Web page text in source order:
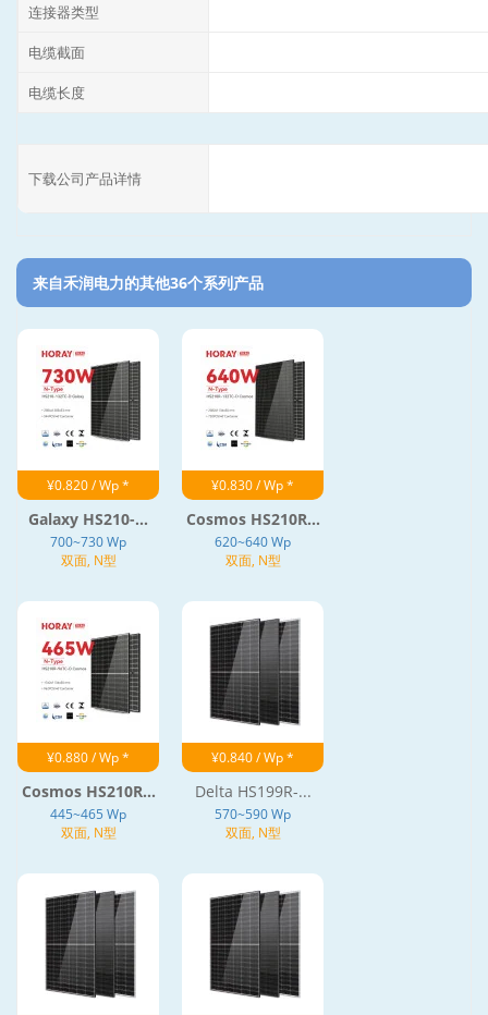
连接器类型
电缆截面
电缆长度
下载公司产品详情
来自禾润电力的其他36个系列产品‎
¥0.820 / Wp *
Galaxy HS210-...
700~730 Wp
双面, N型
¥0.830 / Wp *
Cosmos HS210R...
620~640 Wp
双面, N型
¥0.880 / Wp *
Cosmos HS210R...
445~465 Wp
双面, N型
¥0.840 / Wp *
Delta HS199R-...
570~590 Wp
双面, N型